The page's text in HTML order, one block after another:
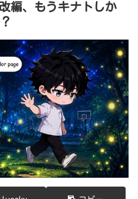
編、もうキナトしか